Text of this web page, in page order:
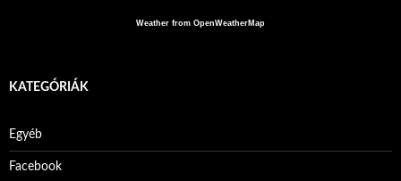
Weather from OpenWeatherMap
KATEGÓRIÁK
Egyéb
Facebook